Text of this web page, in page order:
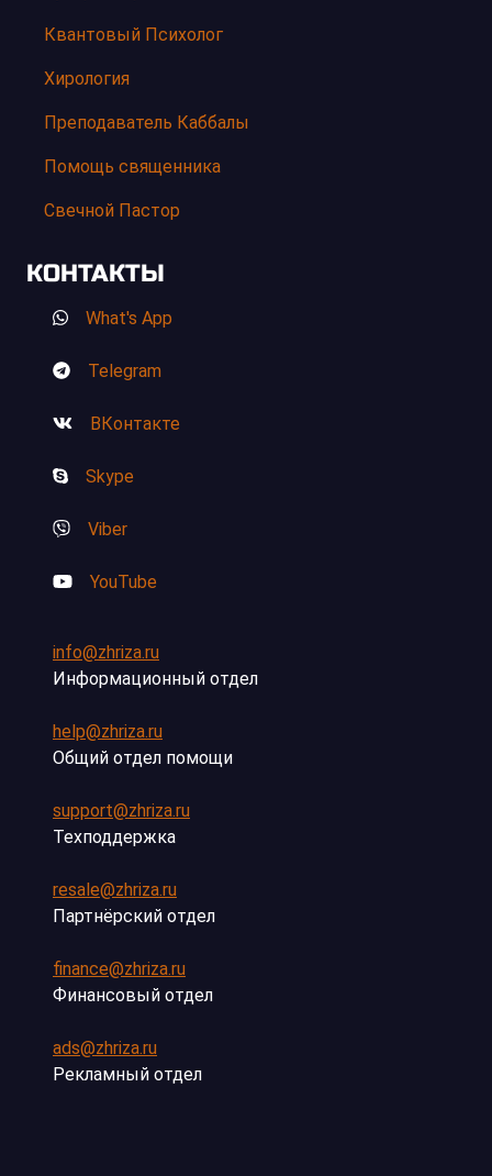
Квантовый Психолог
Хирология
Преподаватель Каббалы
Помощь священника
Свечной Пастор
КОНТАКТЫ
What's App
Telegram
ВКонтакте
Skype
Viber
YouTube
info@zhriza.ru
Информационный отдел
help@zhriza.ru
Общий отдел помощи
support@zhriza.ru
Техподдержка
resale@zhriza.ru
Партнёрский отдел
finance@zhriza.ru
Финансовый отдел
ads@zhriza.ru
Рекламный отдел